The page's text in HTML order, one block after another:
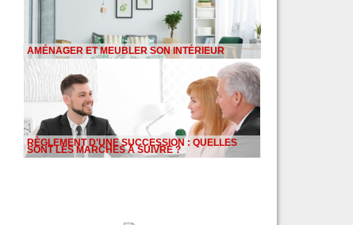
AMÉNAGER ET MEUBLER SON INTÉRIEUR
RÈGLEMENT D'UNE SUCCESSION : QUELLES
SONT LES MARCHES À SUIVRE ?